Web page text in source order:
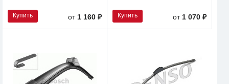
Купить от 1 160 ₽ Купить от 1 070 ₽